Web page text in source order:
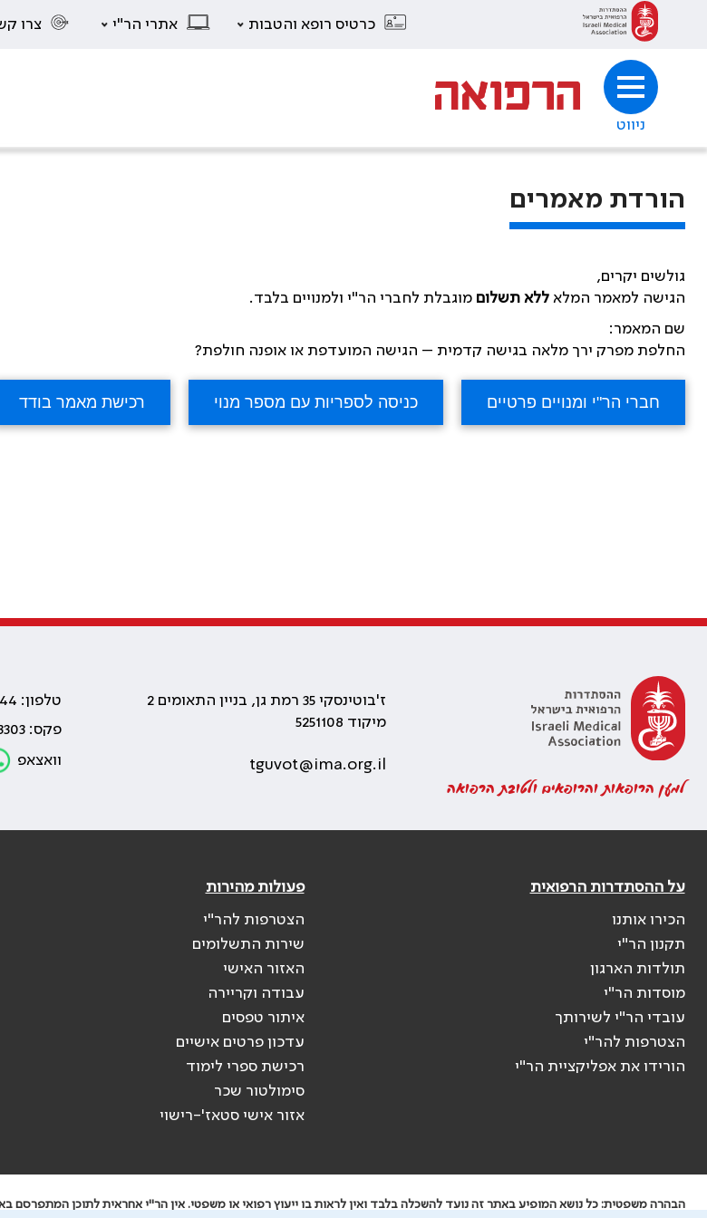
כרטיס רופא והטבות אתרי הר"י צרו
ניווט
הורדת מאמרים
גולשים יקרים,
הגישה למאמר המלאללא תשלום מוגבלת לחברי הר"י ולמנויים בלבד.
שם המאמר:
החלפת מפרק ירך מלאה בגישה קדמית – הגישה המועדפת או אופנה חולפת?
למען הרופאות והרופאים ולטובת הרפואה
ז'בוטינסקי 35 רמת גן, בניין התאומים 2
מיקוד 5251108
tguvot@ima.org.il
טלפון: 03-6100444
פקס: 03-5753303
וואצאפ
על ההסתדרות הרפואית
הכירו אותנו
תקנון הר"י
תולדות הארגון
מוסדות הר"י
עובדי הר"י לשירותך
הצטרפות להר"י
הורידו את אפליקציית הר"י
פעולות מהירות
הצטרפות להר"י
שירות התשלומים
האזור האישי
עבודה וקריירה
איתור טפסים
עדכון פרטים אישיים
רכישת ספרי לימוד
סימולטור שכר
אזור אישי סטאז'-רישוי
הבהרה משפטית: כל נושא המופיע באתר זה נועד להשכלה בלבד ואין לראות בו ייעוץ רפואי או משפטי. אין הר"י אחראית לתוכן המתפרסם